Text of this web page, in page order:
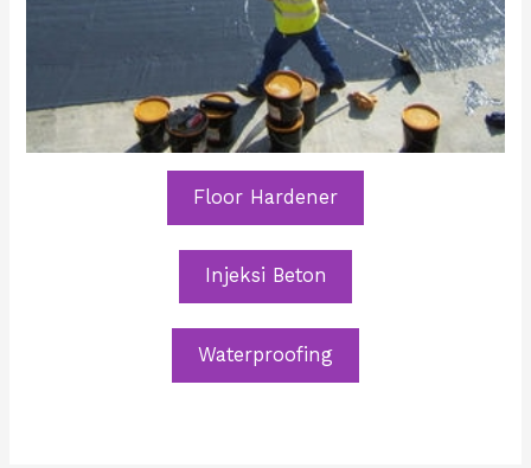
Floor Hardener
Injeksi Beton
Waterproofing